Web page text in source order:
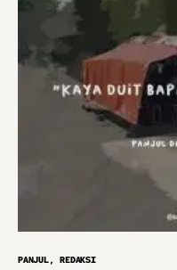
PANJUL REDAKSI